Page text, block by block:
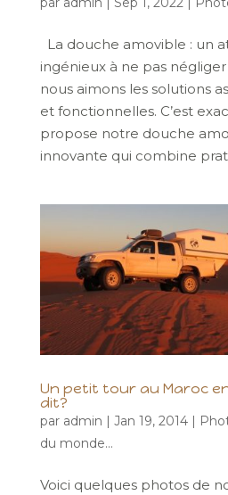
La douche amovible : un
ingénieux à ne pas négliger
nous aimons les solutions
et fonctionnelles. C’est
propose notre douche
innovante qui combine
Un petit tour au Maroc
dit?
par admin | Jan 19, 2014|
du monde...
Voici quelques photos de